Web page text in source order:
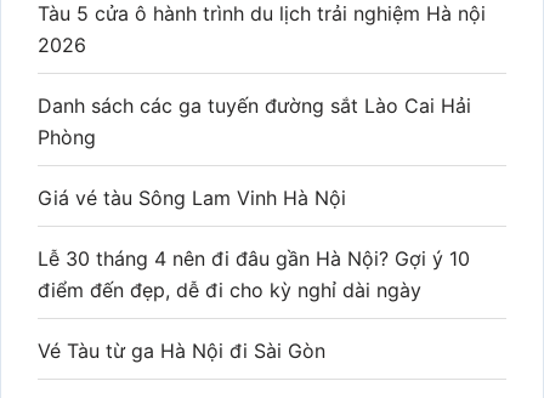
Tàu 5 cửa ô hành trình du lịch trải nghiệm Hà nội
2026
Danh sách các ga tuyến đường sắt Lào Cai Hải
Phòng
Giá vé tàu Sông Lam Vinh Hà Nội
Lễ 30 tháng 4 nên đi đâu gần Hà Nội? Gợi ý 10
điểm đến đẹp, dễ đi cho kỳ nghỉ dài ngày
Vé Tàu từ ga Hà Nội đi Sài Gòn